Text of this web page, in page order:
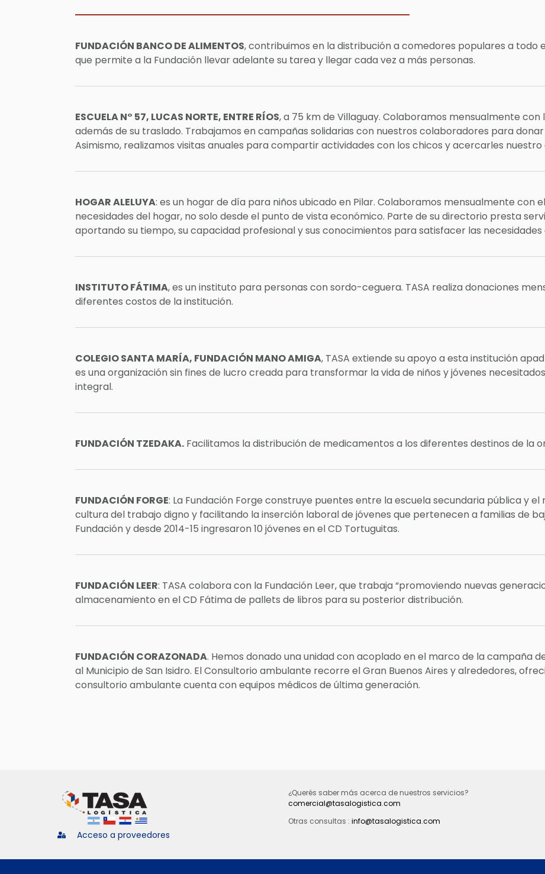
FUNDACIÓN BANCO DE ALIMENTOS, contribuimos en la distribución a comedores populares a todo
que permite a la Fundación llevar adelante su tarea y llegar cada vez a más personas.
ESCUELA N° 57, LUCAS NORTE, ENTRE RÍOS, a 75 km de Villaguay. Colaboramos mensualmente
además de su traslado. Trabajamos en campañas solidarias con nuestros colaboradores para
Asimismo, realizamos visitas anuales para compartir actividades con los chicos y acercarles nuestro
HOGAR ALELUYA: es un hogar de día para niños ubicado en Pilar. Colaboramos mensualmente con
necesidades del hogar, no solo desde el punto de vista económico. Parte de su directorio presta
aportando su tiempo, su capacidad profesional y sus conocimientos para satisfacer las necesidades
INSTITUTO FÁTIMA, es un instituto para personas con sordo-ceguera. TASA realiza donaciones
diferentes costos de la institución.
COLEGIO SANTA MARÍA, FUNDACIÓN MANO AMIGA, TASA extiende su apoyo a esta institución
es una organización sin fines de lucro creada para transformar la vida de niños y jóvenes
integral.
FUNDACIÓN TZEDAKA. Facilitamos la distribución de medicamentos a los diferentes destinos de la
FUNDACIÓN FORGE: La Fundación Forge construye puentes entre la escuela secundaria pública y
cultura del trabajo digno y facilitando la inserción laboral de jóvenes que pertenecen a familias de
Fundación y desde 2014-15 ingresaron 10 jóvenes en el CD Tortuguitas.
FUNDACIÓN LEER: TASA colabora con la Fundación Leer, que trabaja “promoviendo nuevas
almacenamiento en el CD Fátima de pallets de libros para su posterior distribución.
FUNDACIÓN CORAZONADA. Hemos donado una unidad con acoplado en el marco de la campaña
al Municipio de San Isidro. El Consultorio ambulante recorre el Gran Buenos Aires y alrededores,
consultorio ambulante cuenta con equipos médicos de última generación.
Acceso a proveedores
¿Querés saber más acerca de nuestros servicios?
comercial@tasalogistica.com
Otras consultas : info@tasalogistica.com